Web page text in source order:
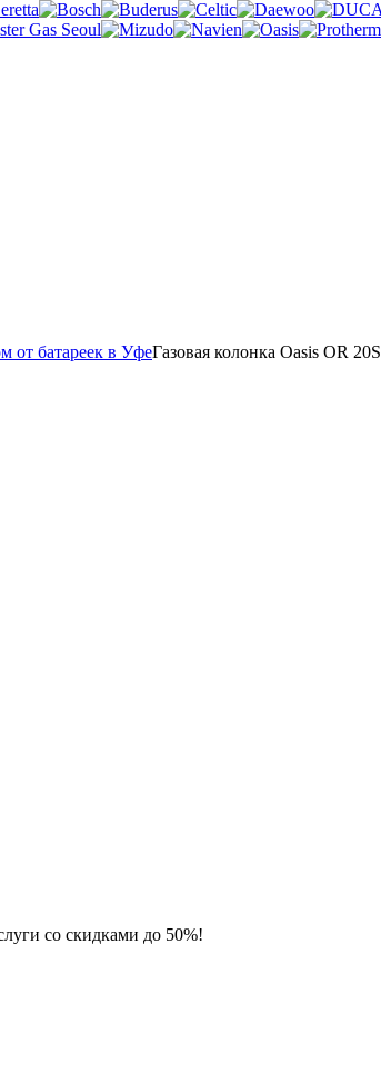
от батареек в УфеГазовая колонка Oasis OR 20S
со скидками до 50%!